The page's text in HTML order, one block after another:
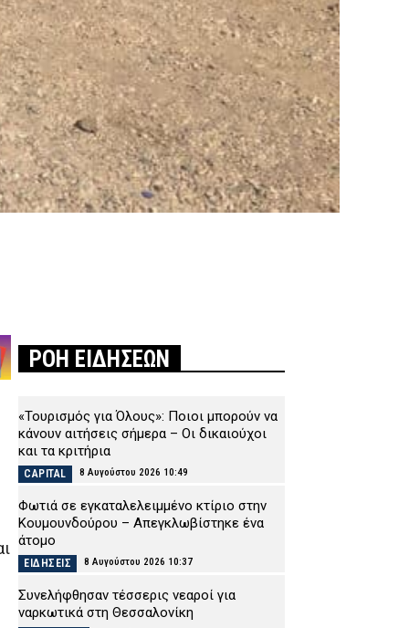
ΡΟΗ ΕΙΔΗΣΕΩΝ
«Τουρισμός για Όλους»: Ποιοι μπορούν να
κάνουν αιτήσεις σήμερα – Οι δικαιούχοι
και τα κριτήρια
CAPITAL 8 Αυγούστου 2026 10:49
Φωτιά σε εγκαταλελειμμένο κτίριο στην
Κουμουνδούρου – Απεγκλωβίστηκε ένα
άτομο
ΕΙΔΗΣΕΙΣ 8 Αυγούστου 2026 10:37
Συνελήφθησαν τέσσερις νεαροί για
ναρκωτικά στη Θεσσαλονίκη